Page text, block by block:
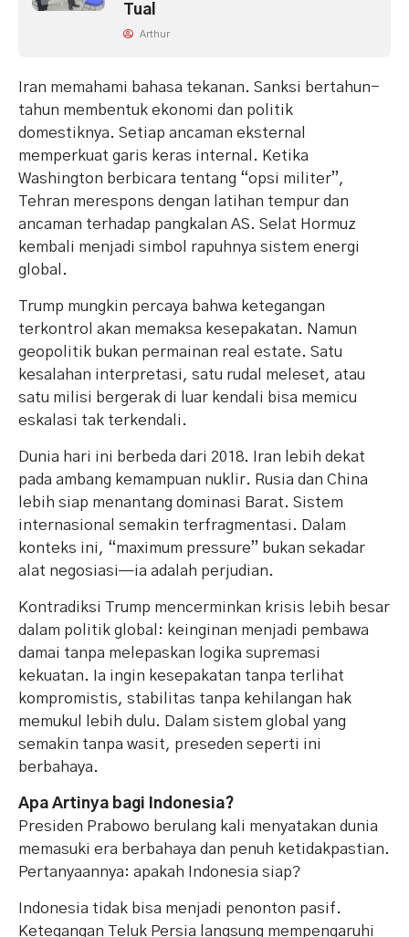
Tual
Arthur
Iran memahami bahasa tekanan. Sanksi bertahun-
tahun membentuk ekonomi dan politik
domestiknya. Setiap ancaman eksternal
memperkuat garis keras internal. Ketika
Washington berbicara tentang “opsi militer”,
Tehran merespons dengan latihan tempur dan
ancaman terhadap pangkalan AS. Selat Hormuz
kembali menjadi simbol rapuhnya sistem energi
global.
Trump mungkin percaya bahwa ketegangan
terkontrol akan memaksa kesepakatan. Namun
geopolitik bukan permainan real estate. Satu
kesalahan interpretasi, satu rudal meleset, atau
satu milisi bergerak di luar kendali bisa memicu
eskalasi tak terkendali.
Dunia hari ini berbeda dari 2018. Iran lebih dekat
pada ambang kemampuan nuklir. Rusia dan China
lebih siap menantang dominasi Barat. Sistem
internasional semakin terfragmentasi. Dalam
konteks ini, “maximum pressure” bukan sekadar
alat negosiasi—ia adalah perjudian.
Kontradiksi Trump mencerminkan krisis lebih besar
dalam politik global: keinginan menjadi pembawa
damai tanpa melepaskan logika supremasi
kekuatan. Ia ingin kesepakatan tanpa terlihat
kompromistis, stabilitas tanpa kehilangan hak
memukul lebih dulu. Dalam sistem global yang
semakin tanpa wasit, preseden seperti ini
berbahaya.
Apa Artinya bagi Indonesia?
Presiden Prabowo berulang kali menyatakan dunia
memasuki era berbahaya dan penuh ketidakpastian.
Pertanyaannya: apakah Indonesia siap?
Indonesia tidak bisa menjadi penonton pasif.
Ketegangan Teluk Persia langsung mempengaruhi